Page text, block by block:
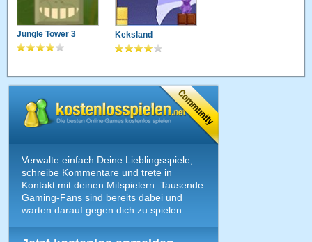
Jungle Tower 3 Keksland
Verwalte einfach Deine Lieblingsspiele,
schreibe Kommentare und trete in
Kontakt mit deinen Mitspielern. Tausende
Gaming-Fans sind bereits dabei und
warten darauf gegen dich zu spielen.